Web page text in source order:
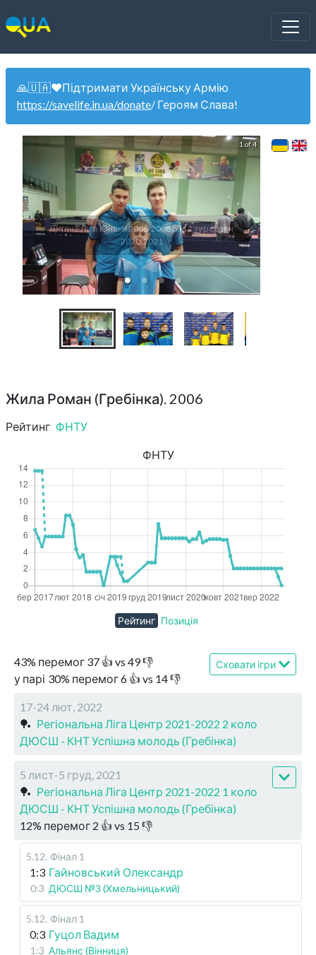
🙏🇺🇦❤️Підтримати Українську Армію
https://savelife.in.ua/donate/ Героям Слава!
Дитяча Ліга Юнаки 2006-2008 р.н. 2 тур сезон
2020-2021
1 of 4
Жила Роман (Гребінка). 2006
Рейтинг ФНТУ
43% перемог 37 👍 vs 49👎
у парі 30% перемог6 👍 vs 14👎
Сховати ігри
17-24 лют, 2022
🏓 Регіональна Ліга Центр 2021-2022 2 коло
ДЮСШ - КНТ Успішна молодь (Гребінка)
5 лист-5 груд, 2021
🏓 Регіональна Ліга Центр 2021-2022 1 коло
ДЮСШ - КНТ Успішна молодь (Гребінка)
12% перемог 2 👍 vs 15 👎
5.12. Фінал 1
1:3 Гайновський Олександр
0:3 ДЮСШ №3 (Хмельницький)
5.12. Фінал 1
0:3 Гуцол Вадим
1:3 Альянс (Вінниця)
ФНТУ
Рейтинг Позиція